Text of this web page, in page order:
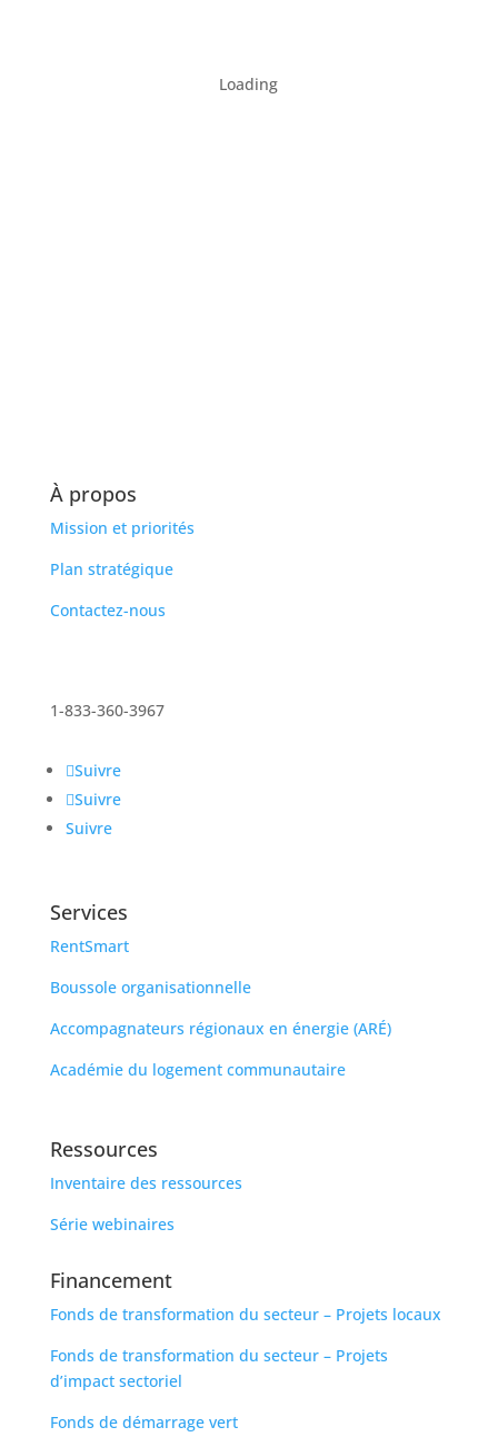
Loading
À propos
Mission et priorités
Plan stratégique
Contactez-nous
1-833-360-3967
Suivre
Suivre
Suivre
Services
RentSmart
Boussole organisationnelle
Accompagnateurs régionaux en énergie (ARÉ)
Académie du logement communautaire
Ressources
Inventaire des ressources
Série webinaires
Financement
Fonds de transformation du secteur – Projets locaux
Fonds de transformation du secteur – Projets
d’impact sectoriel
Fonds de démarrage vert